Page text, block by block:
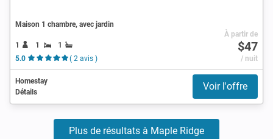
Maison 1 chambre, avec jardin
1 1
1
5.0
( 2 avis )
À partir de
$47
/ nuit
Homestay
Détails
Voir l'offre
Plus de résultats à Maple Ridge